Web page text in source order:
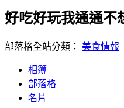
好吃好玩我通通不
部落格全站分類： 美食情報
相簿
部落格
名片